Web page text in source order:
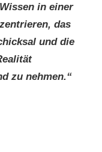
in einer
das
und die
zu nehmen.“